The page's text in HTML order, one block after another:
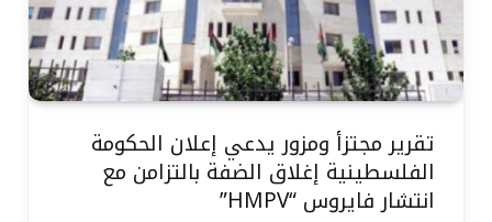
تقرير مجتزأ ومزور يدعي إعلان الحكومة
الفلسطينية إغلاق الضفة بالتزامن مع
انتشار فايروس “HMPV”